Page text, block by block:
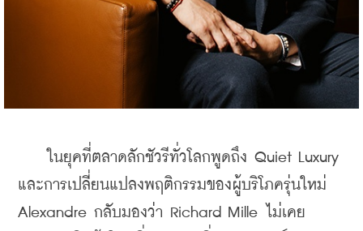
ในยุคที่ตลาดลักชัวรีทั่วโลกพูดถึง Quiet Luxury
และการเปลี่ยนแปลงพฤติกรรมของผู้บริโภครุ่นใหม่
Alexandre กลับมองว่า Richard Mille ไม่เคย